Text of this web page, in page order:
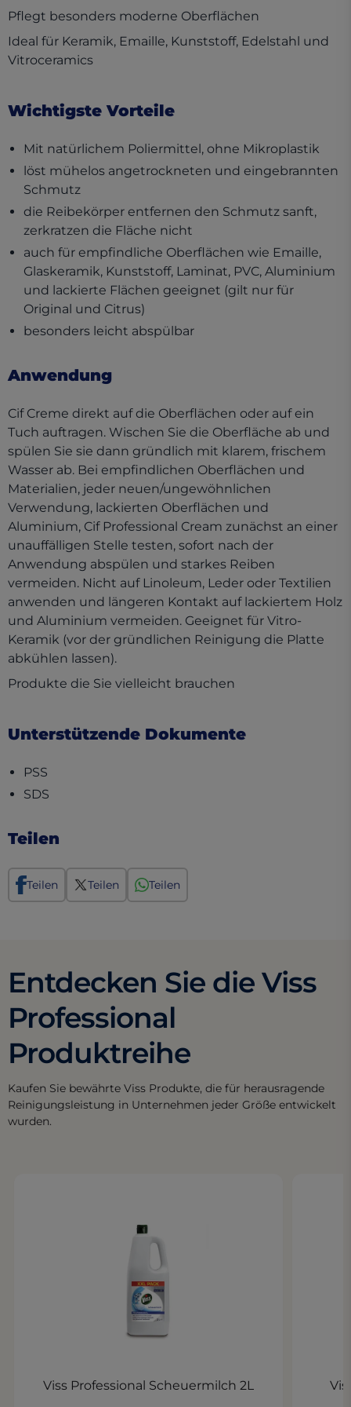
Pflegt besonders moderne Oberflächen
Ideal für Keramik, Emaille, Kunststoff, Edelstahl und
Vitroceramics
Wichtigste Vorteile
Mit natürlichem Poliermittel, ohne Mikroplastik
löst mühelos angetrockneten und eingebrannten
Schmutz
die Reibekörper entfernen den Schmutz sanft,
zerkratzen die Fläche nicht
auch für empfindliche Oberflächen wie Emaille,
Glaskeramik, Kunststoff, Laminat, PVC, Aluminium
und lackierte Flächen geeignet (gilt nur für
Original und Citrus)
besonders leicht abspülbar
Anwendung
Cif Creme direkt auf die Oberflächen oder auf ein
Tuch auftragen. Wischen Sie die Oberfläche ab und
spülen Sie sie dann gründlich mit klarem, frischem
Wasser ab. Bei empfindlichen Oberflächen und
Materialien, jeder neuen/ungewöhnlichen
Verwendung, lackierten Oberflächen und
Aluminium, Cif Professional Cream zunächst an einer
unauffälligen Stelle testen, sofort nach der
Anwendung abspülen und starkes Reiben
vermeiden. Nicht auf Linoleum, Leder oder Textilien
anwenden und längeren Kontakt auf lackiertem Holz
und Aluminium vermeiden. Geeignet für Vitro-
Keramik (vor der gründlichen Reinigung die Platte
abkühlen lassen).
Produkte die Sie vielleicht brauchen
Unterstützende Dokumente
PSS
SDS
Teilen
Teilen Teilen Teilen
Entdecken Sie die Viss
Professional
Produktreihe
Kaufen Sie bewährte Viss Produkte, die für herausragende
Reinigungsleistung in Unternehmen jeder Größe entwickelt
wurden.
Viss Professional Scheuermilch 2L